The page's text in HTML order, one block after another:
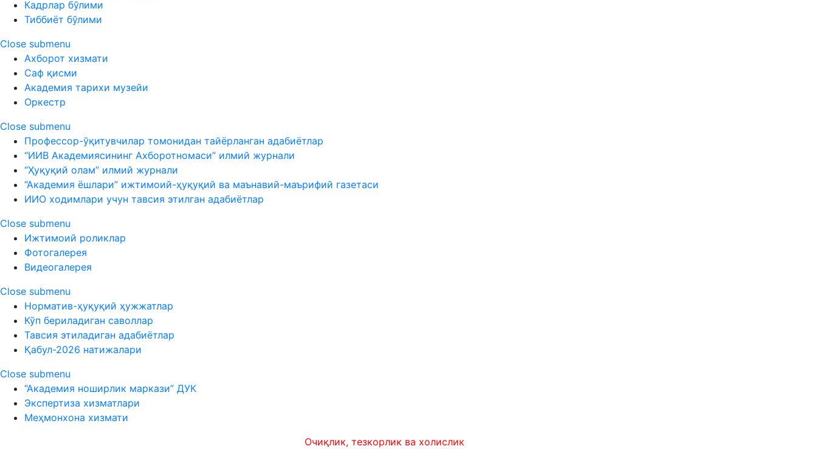
Кадрлар бўлими
Тиббиёт бўлими
Close submenu
Ахборот хизмати
Саф қисми
Академия тарихи музейи
Оркестр
Close submenu
Профессор-ўқитувчилар томонидан тайёрланган адабиётлар
“ИИВ Академиясининг Ахборотномаси” илмий журнали
“Ҳуқуқий олам” илмий журнали
“Академия ёшлари” ижтимоий-ҳуқуқий ва маънавий-маърифий газетаси
ИИО ходимлари учун тавсия этилган адабиётлар
Close submenu
Ижтимоий роликлар
Фотогалерея
Видеогалерея
Close submenu
Норматив-ҳуқуқий ҳужжатлар
Кўп бериладиган саволлар
Тавсия этиладиган адабиётлар
Қабул-2026 натижалари
Close submenu
“Академия ноширлик маркази” ДУК
Экспертиза хизматлари
Меҳмонхона хизмати
Очиқлик, тезкорлик ва холислик